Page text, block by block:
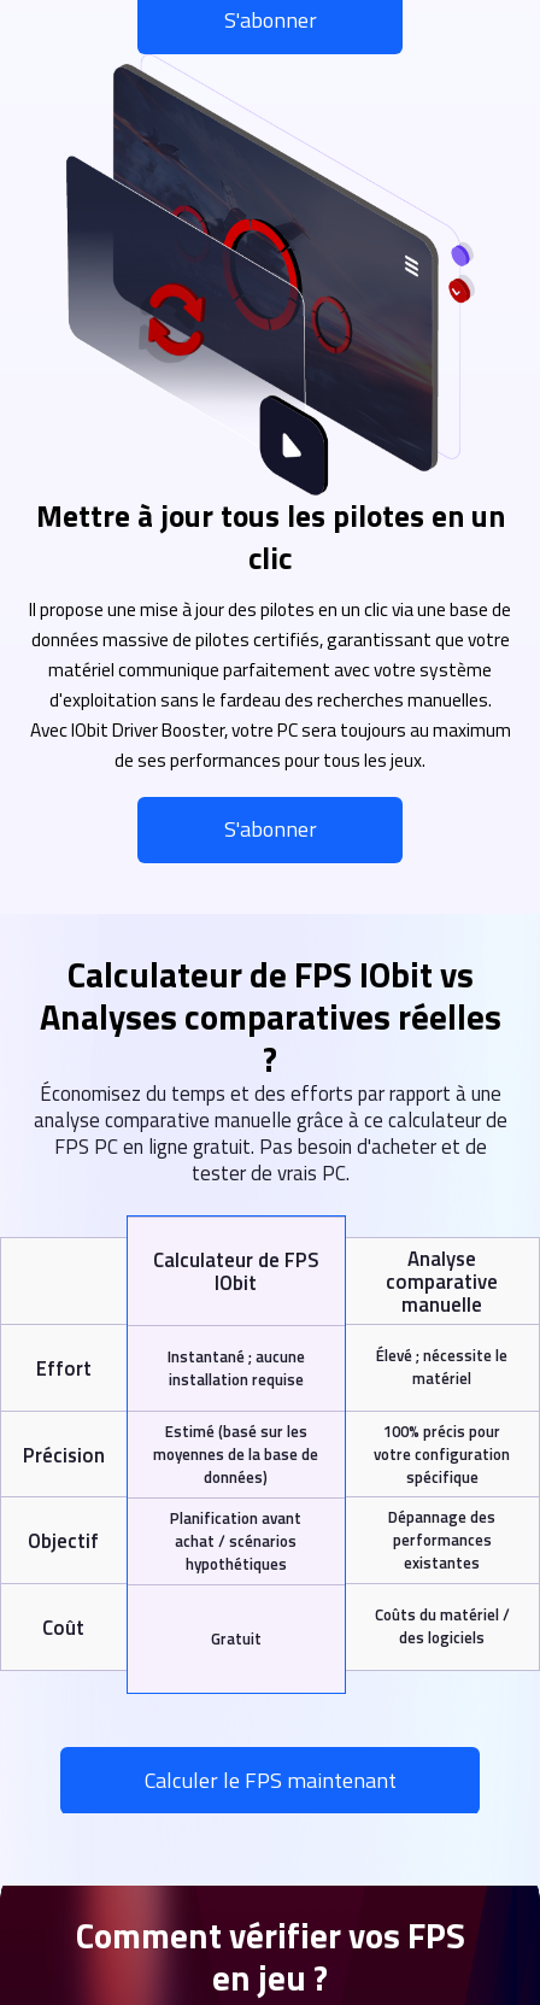
S'abonner
Mettre à jour tous les pilotes en un
clic
Il propose une mise à jour des pilotes en un clic via une base de
données massive de pilotes certifiés, garantissant que votre
matériel communique parfaitement avec votre système
d'exploitation sans le fardeau des recherches manuelles.
Avec IObit Driver Booster, votre PC sera toujours au maximum
de ses performances pour tous les jeux.
S'abonner
Calculateur de FPS IObit vs
Analyses comparatives réelles
?
Économisez du temps et des efforts par rapport à une
analyse comparative manuelle grâce à ce calculateur de
FPS PC en ligne gratuit. Pas besoin d'acheter et de
tester de vrais PC.
Effort
Précision
Objectif
Coût
Calculateur de FPS
IObit
Instantané ; aucune
installation requise
Estimé (basé sur les
moyennes de la base de
données)
Planification avant
achat / scénarios
hypothétiques
Gratuit
Analyse
comparative
manuelle
Élevé ; nécessite le
matériel
100% précis pour
votre configuration
spécifique
Dépannage des
performances
existantes
Coûts du matériel /
des logiciels
Calculer le FPS maintenant
Comment vérifier vos FPS
en jeu ?